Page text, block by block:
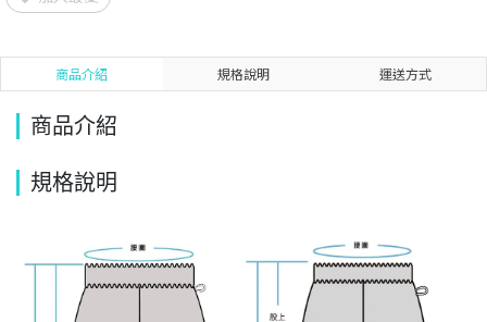
商品介紹 規格說明 運送方式
商品介紹
規格說明